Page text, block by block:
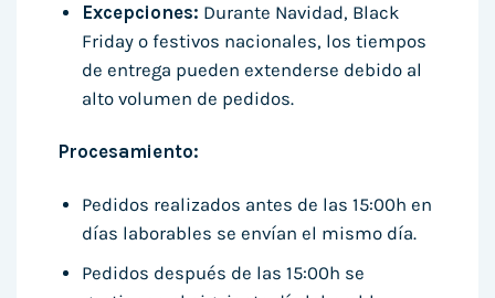
Excepciones: Durante Navidad, Black
Friday o festivos nacionales, los tiempos
de entrega pueden extenderse debido al
alto volumen de pedidos.
Procesamiento:
Pedidos realizados antes de las 15:00h en
días laborables se envían el mismo día.
Pedidos después de las 15:00h se